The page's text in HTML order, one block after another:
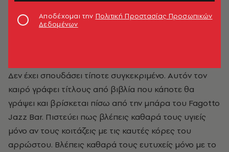
Δεν έχει σπουδάσει τίποτε συγκεκριμένο. Αυτόν τον
καιρό γράφει τίτλους από βιβλία που κάποτε θα
γράψει και βρίσκεται πίσω από την μπάρα του Fagotto
Jazz Bar. Πιστεύει πως βλέπεις καθαρά τους υγιείς
μόνο αν τους κοιτάζεις με τις καυτές κόρες του
αρρώστου. Βλέπεις καθαρά τους ευτυχείς μόνο με το
Αποδέχομαι την Πολιτική Προστασίας Προσωπικών
Δεδομένων